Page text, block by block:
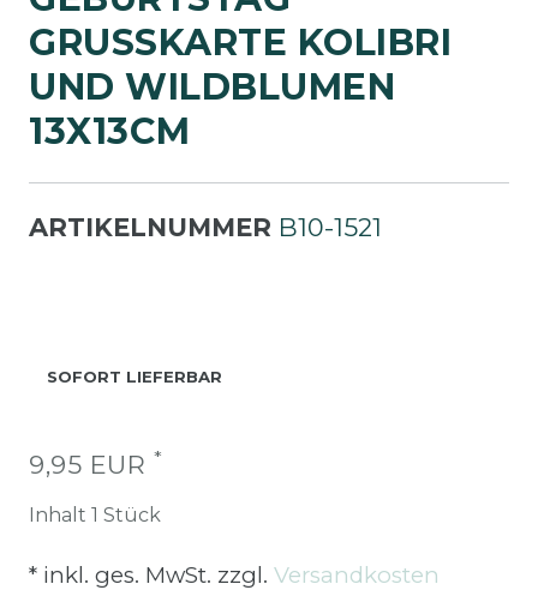
GRUSSKARTE KOLIBRI U
ND WILDBLUMEN 1
3X13CM
ARTIKELNUMMER B10-1521
SOFORT LIEFERBAR
9,95 EUR *
Inhalt 1 Stück
* inkl. ges. MwSt. zzgl. Versandkosten